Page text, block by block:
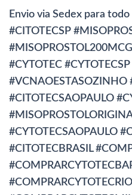
Envio via Sedex para
#CITOTECSP
#CYTOTEC
#VCNAOESTASOZINHO
#CITOTECSAOPAULO
#CYTOTECSAOPAULO
#CITOTECBRASIL